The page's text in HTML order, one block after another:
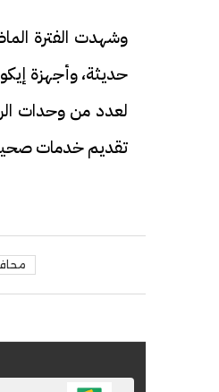
وشهدت الفترة
حديثة، وأجهزة
لعدد من وحدات
تقديم خدمات صحية
الأربعة بقرية السعدية في